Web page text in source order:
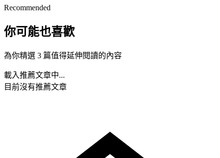
Recommended
你可能也喜歡
為你精選 3 篇值得延伸閱讀的內容
載入推薦文章中...
目前沒有推薦文章